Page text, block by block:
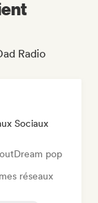
Radio
Sociaux
Dream pop
réseaux